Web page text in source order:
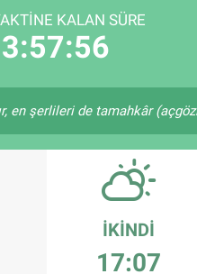
KALAN SÜRE
en şerlileri de tamahkâr
İKINDI
17:07